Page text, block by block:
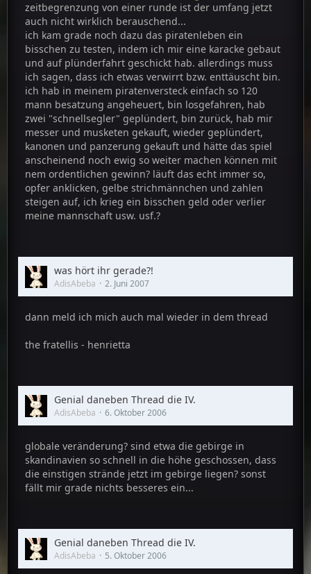
zeitbegrenzung von einer runde ist der umfang jetzt
auch nicht wirklich berauschend...
ich kam grade noch dazu das piratenleben ein
bisschen zu testen, indem ich mir eine karacke gebaut
und auf plünderfahrt geschickt hab. allerdings muss
ich sagen, dass ich etwas verwirrt bzw. enttäuscht bin.
ich hab in meinem piratenversteck einfach so 120
mann besatzung angeheuert, bin losgefahren, hab
zwei "schnellsegler" geplündert, bin zurück, hab mir
messer und musketen gekauft, wieder geplündert,
kanonen und panzerung gekauft und hätte das spiel
anscheinend noch ewig so weiter machen können mit
nem ordentlichen gewinn? läuft das echt immer so,
opfer anklicken, gelbe strichmännchen und zahlen
steigen auf, ich krieg ein bisschen geld oder verlier
meine mannschaft usw. usf.?
was hört ihr gerade?!
AdisAbeba 2. Juni 2007
dann meld ich mich auch mal wieder in dem thread
the fratellis - henrietta
Genial daneben Thread die IV.
AdisAbeba 6. Oktober 2006
globale veränderung? sind etwa die gebirge in
skandinavien so schnell in die höhe geschossen, dass
die einstigen strände jetzt im gebirge liegen? sonst
fällt mir grade nichts besseres ein...
Genial daneben Thread die IV.
AdisAbeba 5. Oktober 2006